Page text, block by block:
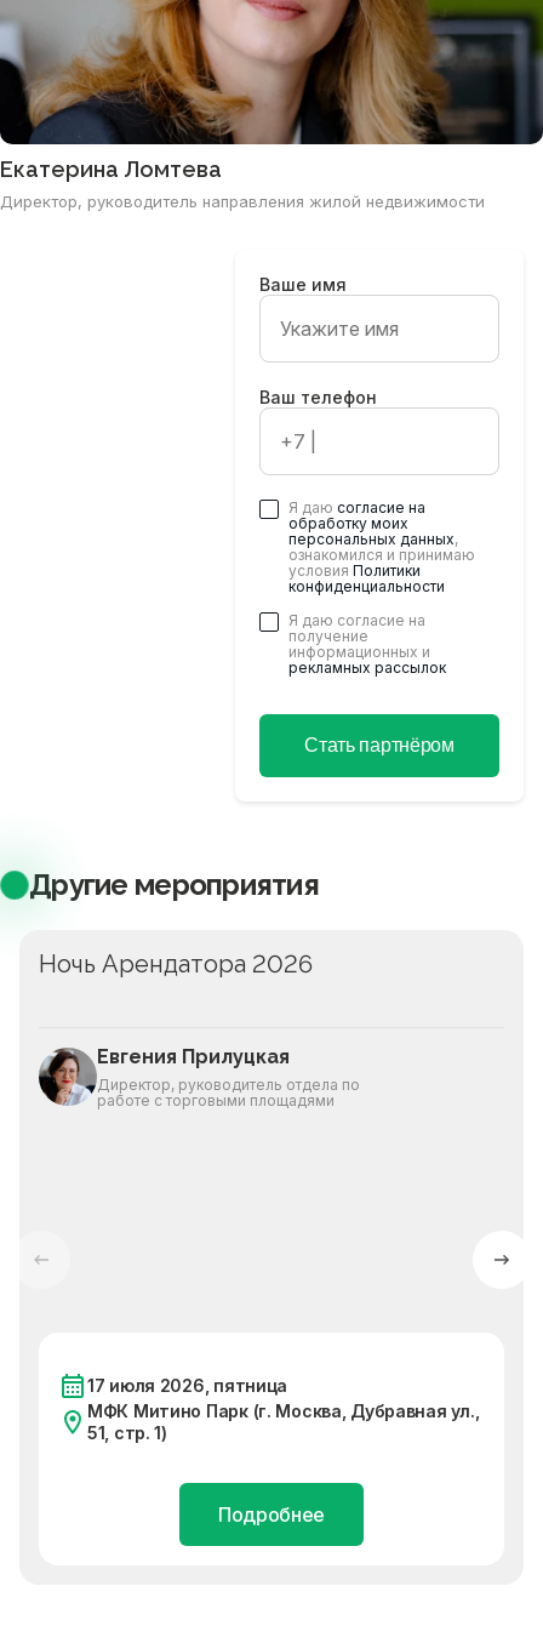
Екатерина Ломтева
Директор, руководитель направления жилой недвижимости
Ваше имя
Ваш телефон
Я даю согласие на
обработку моих
персональных данных,
ознакомился и принимаю
условия Политики
конфиденциальности
Я даю согласие на
получение
информационных и
рекламных рассылок
Стать партнёром
Другие мероприятия
Ночь Арендатора 2026
Евгения Прилуцкая
Директор, руководитель отдела по
работе с торговыми площадями
17 июля 2026, пятница
МФК Митино Парк (г. Москва, Дубравная ул.,
51, стр. 1)
Подробнее